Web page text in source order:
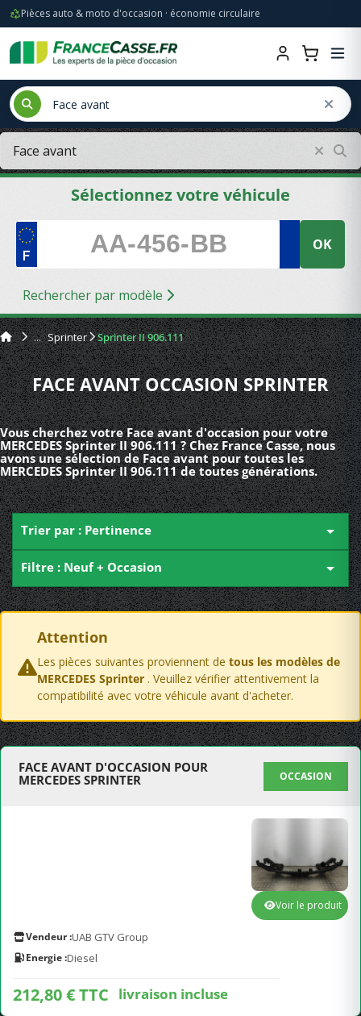
Pièces auto & moto d'occasion · économie circulaire
Sélectionnez votre véhicule
OK
Rechercher par modèle
Sprinter Sprinter II 906.111
FACE AVANT OCCASION SPRINTER
Vous cherchez votre Face avant d'occasion pour votre
MERCEDES Sprinter II 906.111 ? Chez France Casse, nous
avons une sélection de Face avant pour toutes les
MERCEDES Sprinter II 906.111 de toutes générations.
Trier par : Pertinence 
Filtre : Neuf + Occasion 
Attention
Les pièces suivantes proviennent de tous les modèles de
MERCEDES Sprinter . Veuillez vérifier attentivement la
compatibilité avec votre véhicule avant d'acheter.
FACE AVANT D'OCCASION POUR
MERCEDES SPRINTER
OCCASION
Vendeur :UAB GTV Group
Energie :Diesel
212,80 € TTC livraison incluse
Voir le produit